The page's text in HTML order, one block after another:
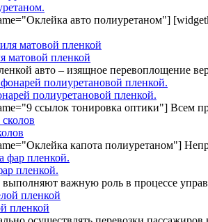
авто полиуретаном"]
матовой пленкой
авто – изящное перевоплощение
полиуретановой пленкой.
ссылок тонировка оптики"] Всем
капота полиуретаном"]
пленкой.
важную роль в процессе
пленкой